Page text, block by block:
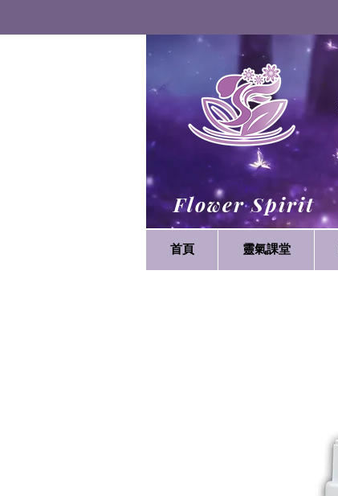
Flower Spirit
首頁 靈氣課堂